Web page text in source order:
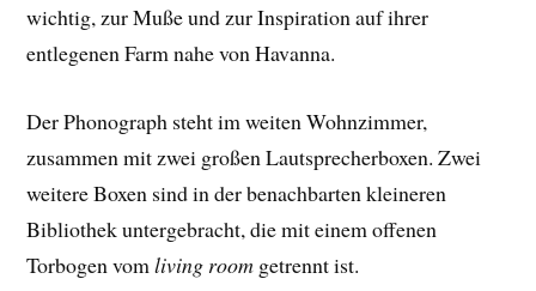
wichtig, zur Muße und zur Inspiration auf ihrer
entlegenen Farm nahe von Havanna.
Der Phonograph steht im weiten Wohnzimmer,
zusammen mit zwei großen Lautsprecherboxen. Zwei
weitere Boxen sind in der benachbarten kleineren
Bibliothek untergebracht, die mit einem offenen
Torbogen vomliving room getrennt ist.